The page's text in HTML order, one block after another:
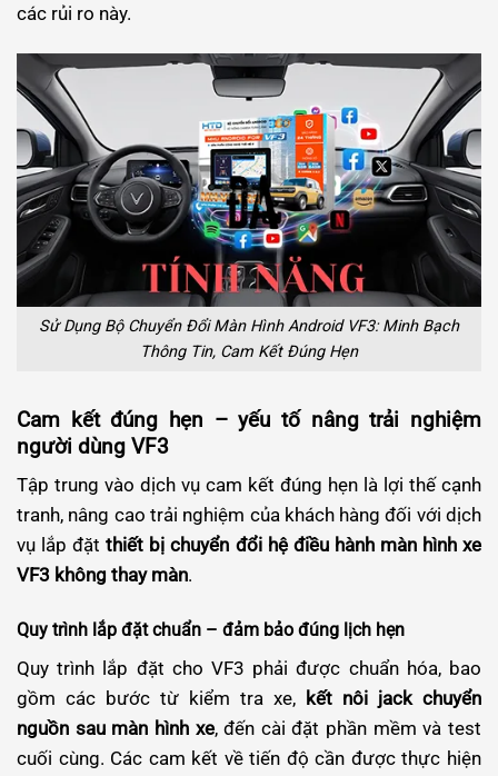
các rủi ro này.
Sử Dụng Bộ Chuyển Đổi Màn Hình Android VF3: Minh Bạch
Thông Tin, Cam Kết Đúng Hẹn
Cam kết đúng hẹn – yếu tố nâng trải nghiệm
người dùng VF3
Tập trung vào dịch vụ cam kết đúng hẹn là lợi thế cạnh
tranh, nâng cao trải nghiệm của khách hàng đối với dịch
vụ lắp đặtthiết bị chuyển đổi hệ điều hành màn hình xe
VF3 không thay màn.
Quy trình lắp đặt chuẩn – đảm bảo đúng lịch hẹn
Quy trình lắp đặt cho VF3 phải được chuẩn hóa, bao
gồm các bước từ kiểm tra xe, kết nôi jack chuyển
nguồn sau màn hình xe, đến cài đặt phần mềm và test
cuối cùng. Các cam kết về tiến độ cần được thực hiện